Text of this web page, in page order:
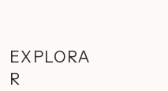
EXPLORA
R